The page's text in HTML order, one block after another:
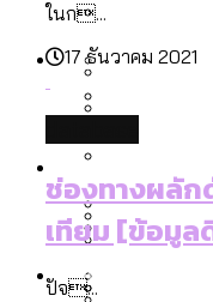
Vote62 ข
สังเกตกา
เรียนที่เร
พัทยา
ขยะมูลฝอ
ขยะของค
ฉะเชิงเท
วิดีโอ AI
ความเกลี
Speech ที่
สังคมผู้สูง
สังคมสูงวั
ตายมากกว่
Database
สังคมผู้สูง
Project
Bangkok
Bangkok
About Us
ในก...
17 ธันวาคม 2021
ช่องทางผลัก
เทียม [ข้อมู
ปัจ...